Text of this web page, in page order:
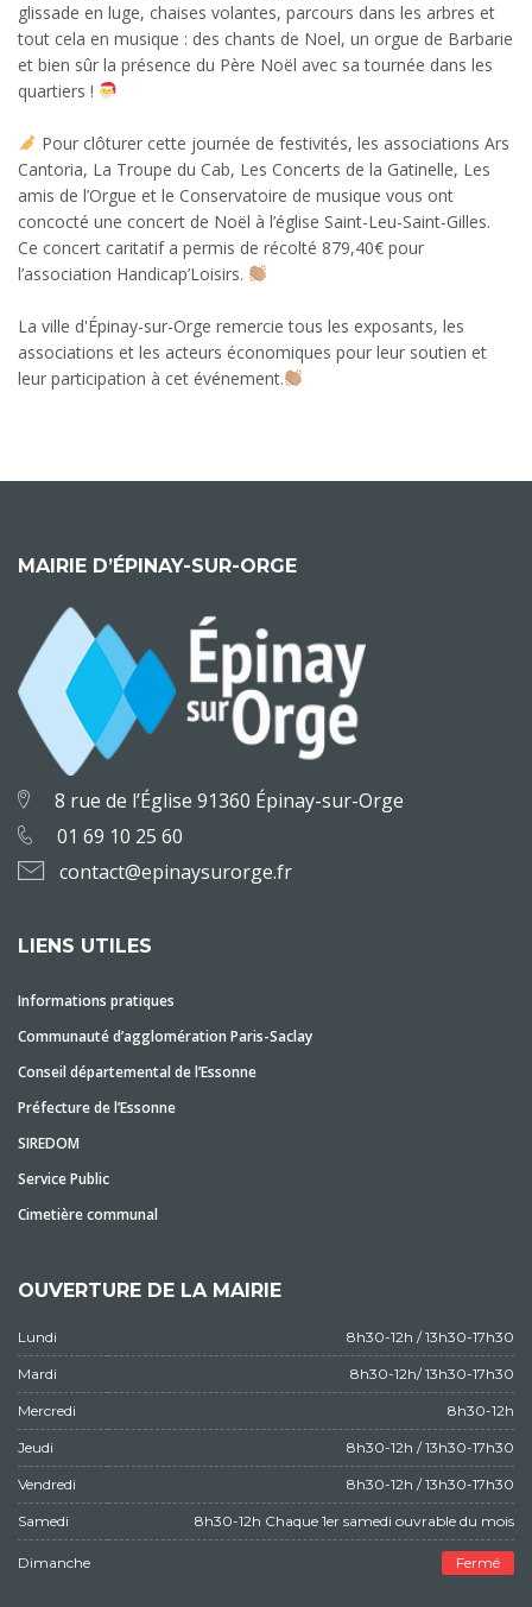
glissade en luge, chaises volantes, parcours dans les arbres et
tout cela en musique : des chants de Noel, un orgue de Barbarie
et bien sûr la présence du Père Noël avec sa tournée dans les
quartiers !
Pour clôturer cette journée de festivités, les associations Ars
Cantoria, La Troupe du Cab, Les Concerts de la Gatinelle, Les
amis de l’Orgue et le Conservatoire de musique vous ont
concocté une concert de Noël à l’église Saint-Leu-Saint-Gilles.
Ce concert caritatif a permis de récolté 879,40€ pour
l’association Handicap’Loisirs.
La ville d'Épinay-sur-Orge remercie tous les exposants, les
associations et les acteurs économiques pour leur soutien et
leur participation à cet événement.
MAIRIE D’ÉPINAY-SUR-ORGE
8 rue de l’Église 91360 Épinay-sur-Orge
01 69 10 25 60
contact@epinaysurorge.fr
LIENS UTILES
Informations pratiques
Communauté d’agglomération Paris-Saclay
Conseil départemental de l’Essonne
Préfecture de l’Essonne
SIREDOM
Service Public
Cimetière communal
OUVERTURE DE LA MAIRIE
Lundi 8h30-12h / 13h30-17h30
Mardi 8h30-12h/ 13h30-17h30
Mercredi 8h30-12h
Jeudi 8h30-12h / 13h30-17h30
Vendredi 8h30-12h / 13h30-17h30
Samedi 8h30-12h Chaque 1er samedi ouvrable du mois
Dimanche Fermé